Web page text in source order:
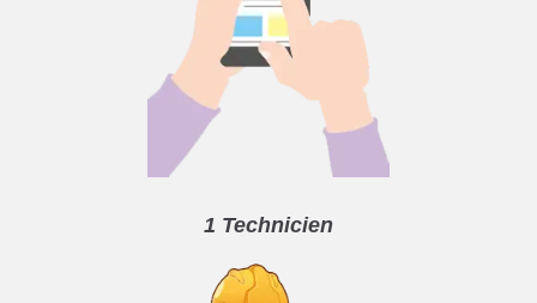
1 Technicien